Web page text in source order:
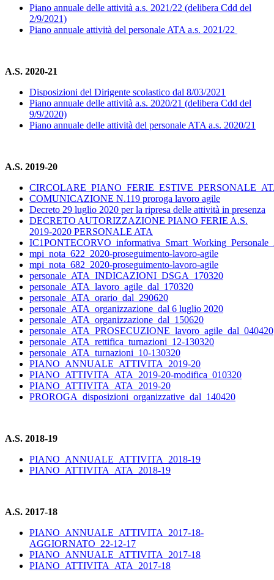
Piano annuale delle attività a.s. 2021/22 (delibera Cdd del
2/9/2021)
Piano annuale attività del personale ATA a.s. 2021/22
A.S. 2020-21
Disposizioni del Dirigente scolastico dal 8/03/2021
Piano annuale delle attività a.s. 2020/21 (delibera Cdd del
9/9/2020)
Piano annuale delle attività del personale ATA a.s. 2020/21
A.S. 2019-20
COMUNICAZIONE N.119 proroga lavoro agile
Decreto 29 luglio 2020 per la ripresa delle attività in presenza
DECRETO AUTORIZZAZIONE PIANO FERIE A.S.
2019-2020 PERSONALE ATA
mpi_nota_622_2020-proseguimento-lavoro-agile
mpi_nota_682_2020-proseguimento-lavoro-agile
personale_ATA_INDICAZIONI_DSGA_170320
personale_ATA_lavoro_agile_dal_170320
personale_ATA_orario_dal_290620
personale_ATA_organizzazione_dal 6 luglio 2020
personale_ATA_organizzazione_dal_150620
personale_ATA_PROSECUZIONE_lavoro_agile_dal_040420
personale_ATA_rettifica_turnazioni_12-130320
personale_ATA_turnazioni_10-130320
PIANO_ANNUALE_ATTIVITA_2019-20
PIANO_ATTIVITA_ATA_2019-20-modifica_010320
PIANO_ATTIVITA_ATA_2019-20
PROROGA_disposizioni_organizzative_dal_140420
A.S. 2018-19
PIANO_ANNUALE_ATTIVITA_2018-19
PIANO_ATTIVITA_ATA_2018-19
A.S. 2017-18
PIANO_ANNUALE_ATTIVITA_2017-18-
AGGIORNATO_22-12-17
PIANO_ANNUALE_ATTIVITA_2017-18
PIANO_ATTIVITA_ATA_2017-18